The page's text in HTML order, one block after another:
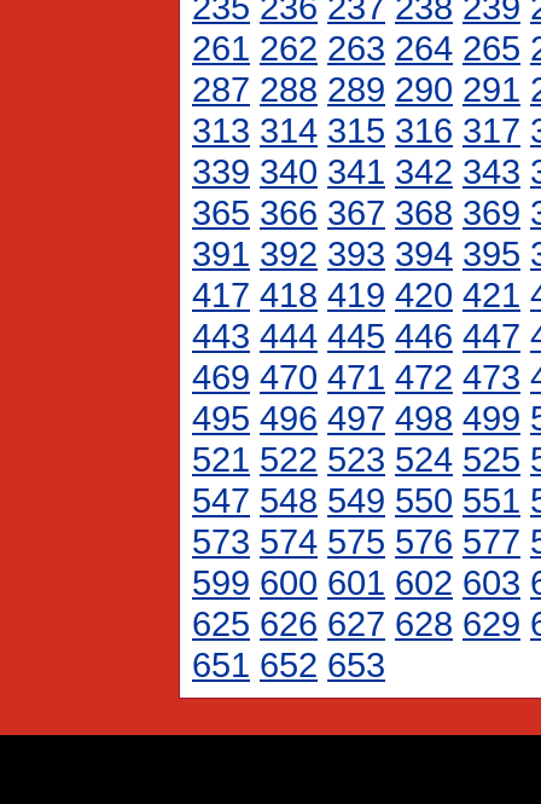
261 262 263 264 265
287 288 289 290 291
313 314 315 316 317
339 340 341 342 343
365 366 367 368 369
391 392 393 394 395
417 418 419 420 421
443 444 445 446 447
469 470 471 472 473
495 496 497 498 499
521 522 523 524 525
547 548 549 550 551
573 574 575 576 577
599 600 601 602 603
625 626 627 628 629
651 652 653